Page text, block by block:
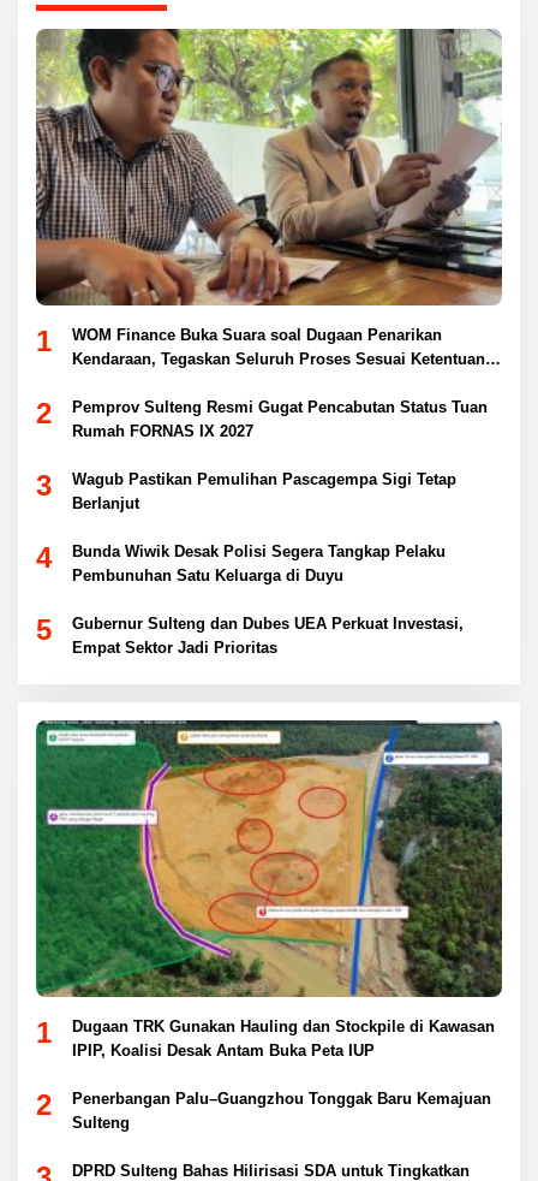
1
WOM Finance Buka Suara soal Dugaan Penarikan
Kendaraan, Tegaskan Seluruh Proses Sesuai Ketentuan
2
Pemprov Sulteng Resmi Gugat Pencabutan Status Tuan
Rumah FORNAS IX 2027
3
Wagub Pastikan Pemulihan Pascagempa Sigi Tetap
Berlanjut
4
Bunda Wiwik Desak Polisi Segera Tangkap Pelaku
Pembunuhan Satu Keluarga di Duyu
5
Gubernur Sulteng dan Dubes UEA Perkuat Investasi,
Empat Sektor Jadi Prioritas
1
Dugaan TRK Gunakan Hauling dan Stockpile di Kawasan
IPIP, Koalisi Desak Antam Buka Peta IUP
2
Penerbangan Palu–Guangzhou Tonggak Baru Kemajuan
Sulteng
DPRD Sulteng Bahas Hilirisasi SDA untuk Tingkatkan